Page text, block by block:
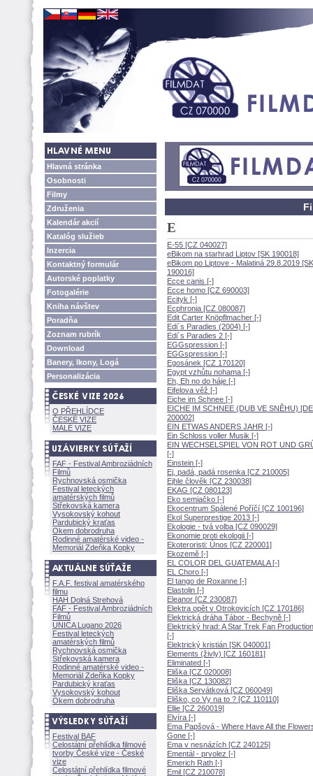
Hlavná stránka
Osobnosti
Filmy
Združenia
Kalendár akcií
Katalóg služieb
Inzercia
Kontaktný formulár
Autorské poplatky
Fotogalérie
Kniha návštev
Poradňa
Zoznam rubrík
Download
Banery, Ikony, Log
Personalizácia
O PŘEHLÍDCE
ČESKÉ VIZE
MALÉ VIZE
FAF - Festival Ambroziádních
Filmů
Rychnovská osmička
Festival leteckých
amatérských filmů
Střekovská kamera
Vysokovský kohout
Pardubický kraťas
Okem dobrodruha
Rodinné amatérské video -
Memoriál Zdeňka Kopky
F.A.F. festival amatérského
filmu
HAH Dolná Strehov
FAF - Festival Ambroziádních
Filmů
UNICA Lugano 2026
Festival leteckých
amatérských filmů
Rychnovská osmička
Střekovská kamera
Rodinné amatérské video -
Memoriál Zdeňka Kopky
Pardubický kraťas
Vysokovský kohout
Okem dobrodruha
Festival BAF
Celostátní přehlídka filmové
tvorby České vize - České
vize
Celostátní přehlídka filmové
E
E-55 [CZ 040027]
eBikom na starhrad Liptov [SK 190018]
eBikom po Liptove - Malatiná 29.8.2019 [SK
190016]
Ecce canis [-]
Ecce homo [CZ 690003]
Ecityk [-]
Ecphronia [CZ 080087]
Edit Carter Knöpflmacher [-]
Edi´s Paradies (2004) [-]
Edi´s Paradies 2 [-]
EGGspression [-]
EGGspression [-]
Egosánek [CZ 170120]
Egypt vzhůtu nohama [-]
Eh, Eh no do háje [-]
Eifelova věž [-]
Eiche im Schnee [-]
EICHE IM SCHNEE (DUB VE SNĚHU) [DE
200002]
EIN ETWAS ANDERS JAHR [-]
Ein Schloss voller Musik [-]
EIN WECHSELSPIEL VON ROT UND
[-]
Einstein [-]
Ej, padá, padá rosenka [CZ 210005]
Ejhle člověk [CZ 230038]
EKAG [CZ 080123]
Eko semiačko [-]
Ekocentrum Spálené Poříčí [CZ 100196]
Ekol Superprestige 2013 [-]
Ekologie - tvá volba [CZ 090029]
Ekonomie proti ekologii [-]
Ekoteroristi: Únos [CZ 220001]
Ekozemě [-]
EL COLOR DEL GUATEMALA [-]
EL Choro [-]
El tango de Roxanne [-]
Elastolin [-]
Eleanor [CZ 230087]
Elektra opět v Otrokovicích [CZ 170186]
Elektrická dráha Tábor - Bechyně [-]
Elektrický hrad: A Star Trek Fan Production
[-]
Elektrický kristián [SK 040001]
Elements (živly) [CZ 160181]
Eliminated [-]
Eliška [CZ 020008]
Eliška [CZ 130082]
Eliška Servátková [CZ 060049]
Eliško, co Vy na to ? [CZ 110110]
Ellie [CZ 260019]
Elvíra [-]
Ema Papšová - Where Have All the
Gone [-]
Ema v nesnázích [CZ 240125]
Ementál - prvolez [-]
Emerich Rath [-]
Emil [CZ 210078]